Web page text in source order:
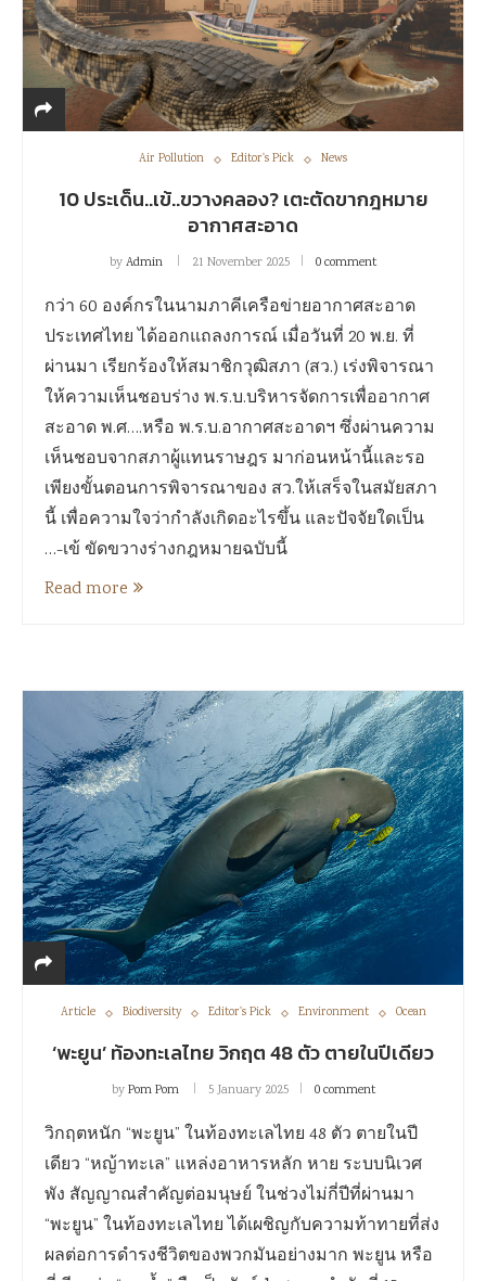
Air Pollution Editor's Pick News
10 ประเด็น..เข้..ขวางคลอง? เตะตัดขากฎหมาย
อากาศสะอาด
byAdmin 21 November 2025 0 comment
กว่า 60 องค์กรในนามภาคีเครือข่ายอากาศสะอาด
ประเทศไทย ได้ออกแถลงการณ์ เมื่อวันที่ 20 พ.ย. ที่
ผ่านมา เรียกร้องให้สมาชิกวุฒิสภา (สว.) เร่งพิจารณา
ให้ความเห็นชอบร่าง พ.ร.บ.บริหารจัดการเพื่ออากาศ
สะอาด พ.ศ….หรือ พ.ร.บ.อากาศสะอาดฯ ซึ่งผ่านความ
เห็นชอบจากสภาผู้แทนราษฎร มาก่อนหน้านี้และรอ
เพียงขั้นตอนการพิจารณาของ สว.ให้เสร็จในสมัยสภา
นี้ เพื่อความใจว่ากำลังเกิดอะไรขึ้น และปัจจัยใดเป็น
…-เข้ ขัดขวางร่างกฎหมายฉบับนี้
Read more
Article Biodiversity Editor's Pick Environment Ocean
‘พะยูน’ ท้องทะเลไทย วิกฤต 48 ตัว ตายในปีเดียว
byPom Pom 5 January 2025 0 comment
วิกฤตหนัก “พะยูน” ในท้องทะเลไทย 48 ตัว ตายในปี
เดียว “หญ้าทะเล” แหล่งอาหารหลัก หาย ระบบนิเวศ
พัง สัญญาณสำคัญต่อมนุษย์ ในช่วงไม่กี่ปีที่ผ่านมา
“พะยูน” ในท้องทะเลไทย ได้เผชิญกับความท้าทายที่ส่ง
ผลต่อการดำรงชีวิตของพวกมันอย่างมาก พะยูน หรือ